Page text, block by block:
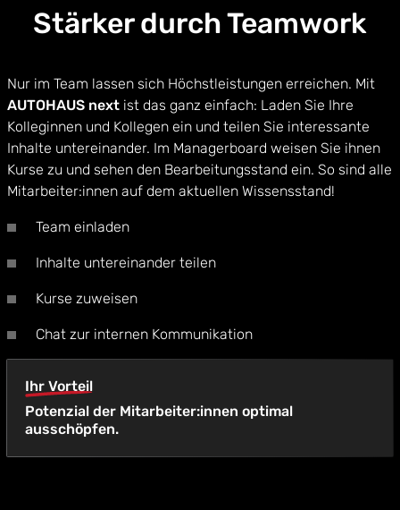
Stärker durch Teamwork
Nur im Team lassen sich Höchstleistungen erreichen. Mit
AUTOHAUS next ist das ganz einfach: Laden Sie Ihre
Kolleginnen und Kollegen ein und teilen Sie interessante
Inhalte untereinander. Im Managerboard weisen Sie ihnen
Kurse zu und sehen den Bearbeitungsstand ein. So sind alle
Mitarbeiter:innen auf dem aktuellen Wissensstand!
Team einladen
Inhalte untereinander teilen
Kurse zuweisen
Chat zur internen Kommunikation
Ihr Vorteil
Potenzial der Mitarbeiter:innen optimal
ausschöpfen.